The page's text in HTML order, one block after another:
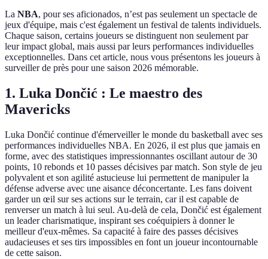
La NBA, pour ses aficionados, n’est pas seulement un spectacle de
jeux d'équipe, mais c'est également un festival de talents individuels.
Chaque saison, certains joueurs se distinguent non seulement par
leur impact global, mais aussi par leurs performances individuelles
exceptionnelles. Dans cet article, nous vous présentons les joueurs à
surveiller de près pour une saison 2026 mémorable.
1. Luka Dončić : Le maestro des
Mavericks
Luka Dončić continue d'émerveiller le monde du basketball avec ses
performances individuelles NBA. En 2026, il est plus que jamais en
forme, avec des statistiques impressionnantes oscillant autour de 30
points, 10 rebonds et 10 passes décisives par match. Son style de jeu
polyvalent et son agilité astucieuse lui permettent de manipuler la
défense adverse avec une aisance déconcertante. Les fans doivent
garder un œil sur ses actions sur le terrain, car il est capable de
renverser un match à lui seul. Au-delà de cela, Dončić est également
un leader charismatique, inspirant ses coéquipiers à donner le
meilleur d'eux-mêmes. Sa capacité à faire des passes décisives
audacieuses et ses tirs impossibles en font un joueur incontournable
de cette saison.